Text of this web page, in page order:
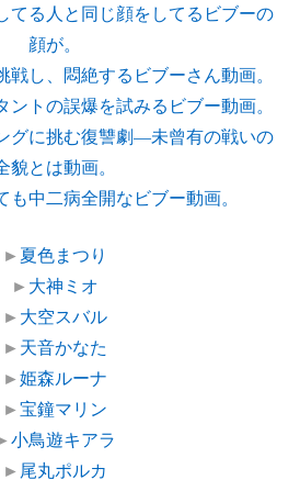
てる人と同じ顔をしてるビブーの
顔が。
し、悶絶するビブーさん動画。
トの誤爆を試みるビブー動画。
グに挑む復讐劇―未曾有の戦いの
貌とは動画。
も中二病全開なビブー動画。
► 夏色まつり
► 大神ミオ
► 大空スバル
► 天音かなた
►姫森ルーナ
►宝鐘マリン
小鳥遊キアラ
► 尾丸ポルカ